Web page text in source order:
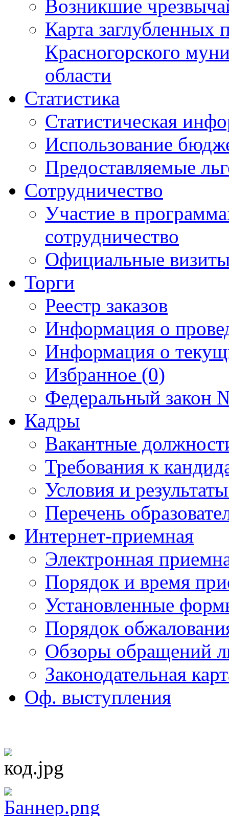
Возникшие
Карта
Красногорского
области
Статистика
Статистическая
Использование
Предоставляемые
Сотрудничество
Участие в
сотрудничество
Официальные
Торги
Реестр заказов
Информация о
Информация о
Избранное (0)
Федеральный закон
Кадры
Вакантные
Требования к
Условия и
Перечень
Интернет-приемная
Электронная
Порядок и время
Установленные
Порядок
Обзоры обращений
Законодательная
Оф. выступления